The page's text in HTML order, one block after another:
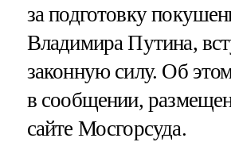
за подготовку
Владимира Путина,
законную силу. Об
в сообщении,
сайте Мосгорсуда.